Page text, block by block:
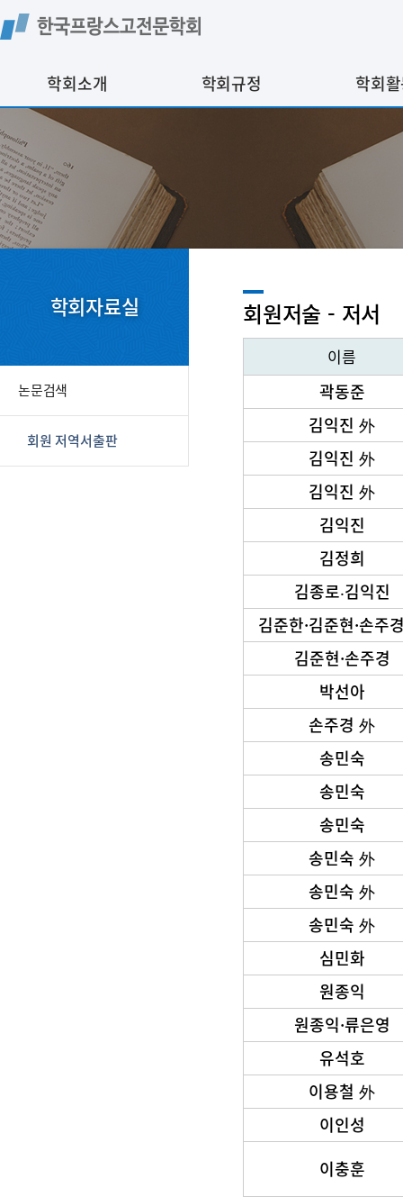
학회소개 학회규정 학회
학회자료실
논문검색
회원 저역서출판
회원저술 - 저서
회원저술 - 저서
이름
곽동준
김익진 外
김익진 外
김익진 外
김익진
김정희
김종로‧김익진
김준한·김준현·손주
김준현·손주경
박선아
손주경 外
송민숙
송민숙
송민숙
송민숙 外
송민숙 外
송민숙 外
심민화
원종익
원종익·류은영
유석호
이용철 外
이인성
이충훈